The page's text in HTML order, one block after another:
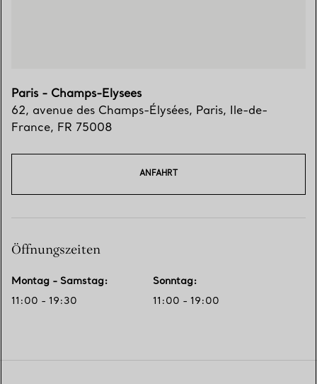
Paris - Champs-Elysees
62, avenue des Champs-Élysées, Paris, Ile-de-
France, FR 75008
ANFAHRT
Öffnungszeiten
Montag - Samstag:
11:00 - 19:30
Sonntag:
11:00 - 19:00